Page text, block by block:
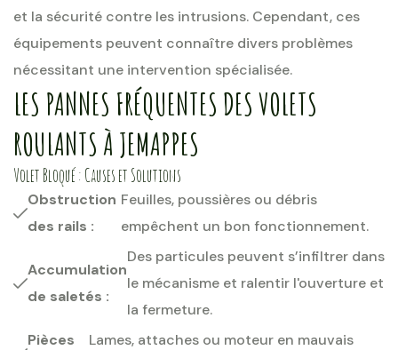
et la sécurité contre les intrusions. Cependant, ces
équipements peuvent connaître divers problèmes
nécessitant une intervention spécialisée.
LES PANNES FRÉQUENTES DES VOLETS
ROULANTS À JEMAPPES
Volet Bloqué : Causes et Solutions
Obstruction
des rails :
Feuilles, poussières ou débris
empêchent un bon fonctionnement.
Accumulation
de saletés :
Des particules peuvent s’infiltrer dans
le mécanisme et ralentir l'ouverture et
la fermeture.
Pièces
Lames, attaches ou moteur en mauvais